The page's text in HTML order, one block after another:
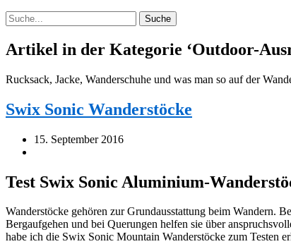
Artikel in der Kategorie ‘Outdoor-
Rucksack, Jacke, Wanderschuhe und was man so auf der
Swix Sonic Wanderstöcke
15. September 2016
Test Swix Sonic Aluminium-
Wanderstöcke gehören zur Grundausstattung beim Wandern.
Bergaufgehen und bei Querungen helfen sie über
habe ich die Swix Sonic Mountain Wanderstöcke zum Testen